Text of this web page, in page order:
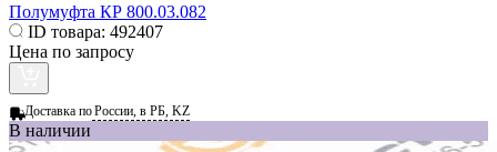
Полумуфта КР 800.03.082
ID товара: 492407
Цена по запросу
Доставка поРоссии, в РБ, KZ
В наличии